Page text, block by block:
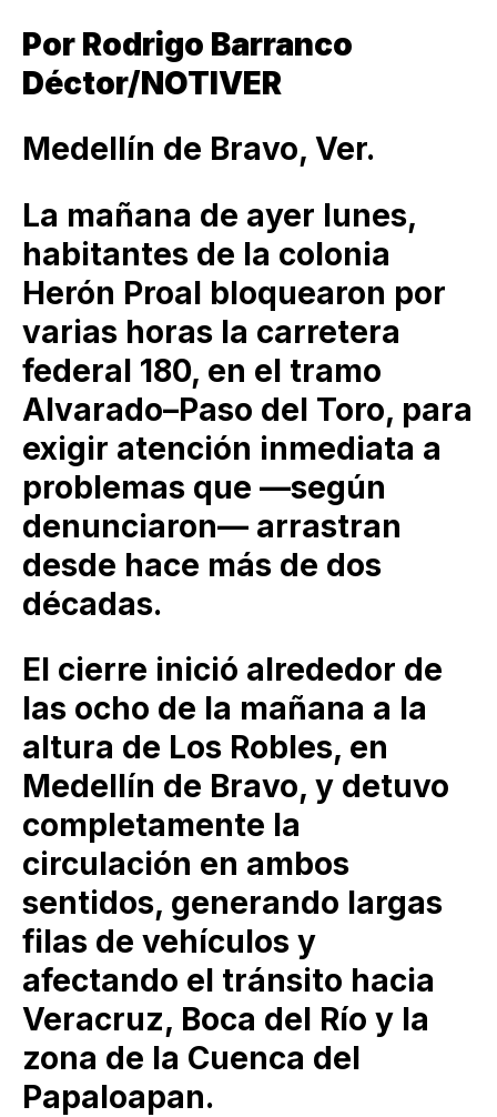
Por Rodrigo Barranco
Déctor/NOTIVER
Medellín de Bravo, Ver.
La mañana de ayer lunes,
habitantes de la colonia
Herón Proal bloquearon por
varias horas la carretera
federal 180, en el tramo
Alvarado–Paso del Toro, para
exigir atención inmediata a
problemas que —según
denunciaron— arrastran
desde hace más de dos
décadas.
El cierre inició alrededor de
las ocho de la mañana a la
altura de Los Robles, en
Medellín de Bravo, y detuvo
completamente la
circulación en ambos
sentidos, generando largas
filas de vehículos y
afectando el tránsito hacia
Veracruz, Boca del Río y la
zona de la Cuenca del
Papaloapan.